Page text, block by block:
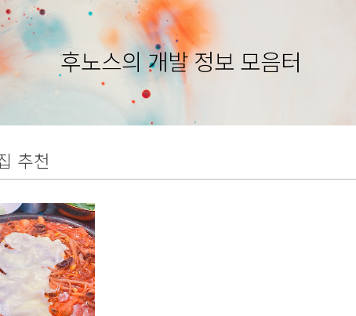
후노스의 개발 정보 모음터
추천